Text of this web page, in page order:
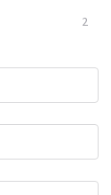
2